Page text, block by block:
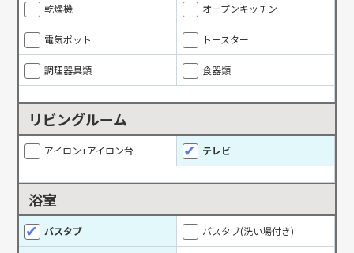
乾燥機 オープンキッチン
電気ポット トースター
調理器具類 食器類
リビングルーム
アイロン+アイロン台 テレビ
浴室
バスタブ バスタブ(洗い場付き)